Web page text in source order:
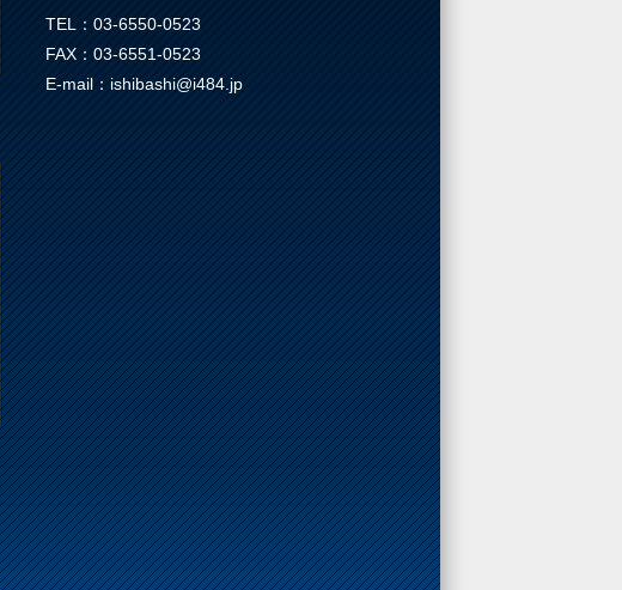
TEL：03-6550-0523
FAX：03-6551-0523
E-mail：ishibashi@i484.jp